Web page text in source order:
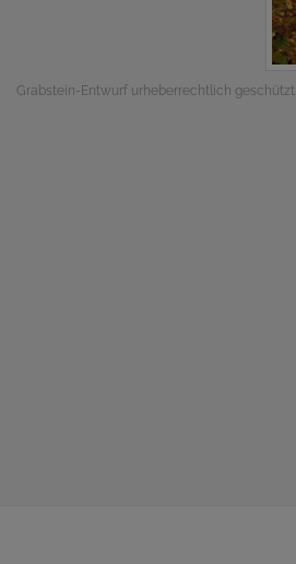
Grabstein-Entwurf urheberrechtlich geschützt.